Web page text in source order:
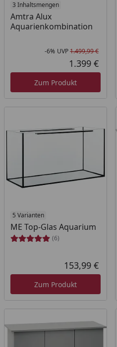
3 Inhaltsmengen
Amtra Alux
Aquarienkombination
-6% UVP1.499,99 €
1.399 €
Zum Produkt
5 Varianten
ME Top-Glas Aquarium
(6)
153,99 €
Zum Produkt